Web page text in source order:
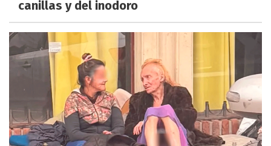
canillas y del inodoro